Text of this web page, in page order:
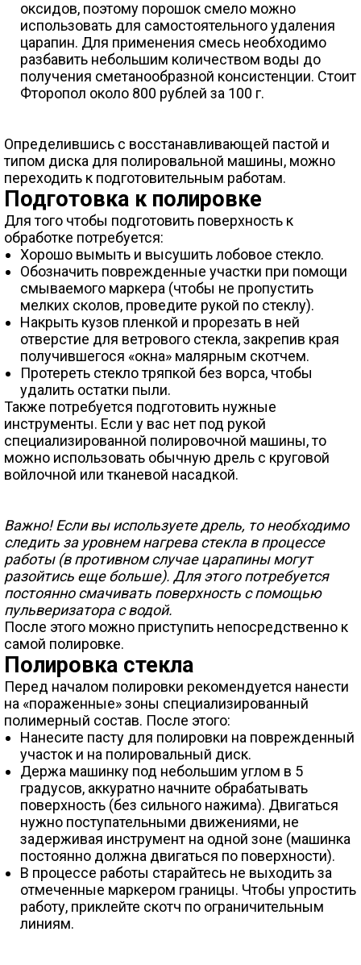
оксидов, поэтому порошок смело можно
использовать для самостоятельного удаления
царапин. Для применения смесь необходимо
разбавить небольшим количеством воды до
получения сметанообразной консистенции. Стоит
Фторопол около 800 рублей за 100 г.
Определившись с восстанавливающей пастой и
типом диска для полировальной машины, можно
переходить к подготовительным работам.
Подготовка к полировке
Для того чтобы подготовить поверхность к
обработке потребуется:
Хорошо вымыть и высушить лобовое стекло.
Обозначить поврежденные участки при помощи
смываемого маркера (чтобы не пропустить
мелких сколов, проведите рукой по стеклу).
Накрыть кузов пленкой и прорезать в ней
отверстие для ветрового стекла, закрепив края
получившегося «окна» малярным скотчем.
Протереть стекло тряпкой без ворса, чтобы
удалить остатки пыли.
Также потребуется подготовить нужные
инструменты. Если у вас нет под рукой
специализированной полировочной машины, то
можно использовать обычную дрель с круговой
войлочной или тканевой насадкой.
Важно! Если вы используете дрель, то необходимо
следить за уровнем нагрева стекла в процессе
работы (в противном случае царапины могут
разойтись еще больше). Для этого потребуется
постоянно смачивать поверхность с помощью
пульверизатора с водой.
После этого можно приступить непосредственно к
самой полировке.
Полировка стекла
Перед началом полировки рекомендуется нанести
на «пораженные» зоны специализированный
полимерный состав. После этого:
Нанесите пасту для полировки на поврежденный
участок и на полировальный диск.
Держа машинку под небольшим углом в 5
градусов, аккуратно начните обрабатывать
поверхность (без сильного нажима). Двигаться
нужно поступательными движениями, не
задерживая инструмент на одной зоне (машинка
постоянно должна двигаться по поверхности).
В процессе работы старайтесь не выходить за
отмеченные маркером границы. Чтобы упростить
работу, приклейте скотч по ограничительным
линиям.